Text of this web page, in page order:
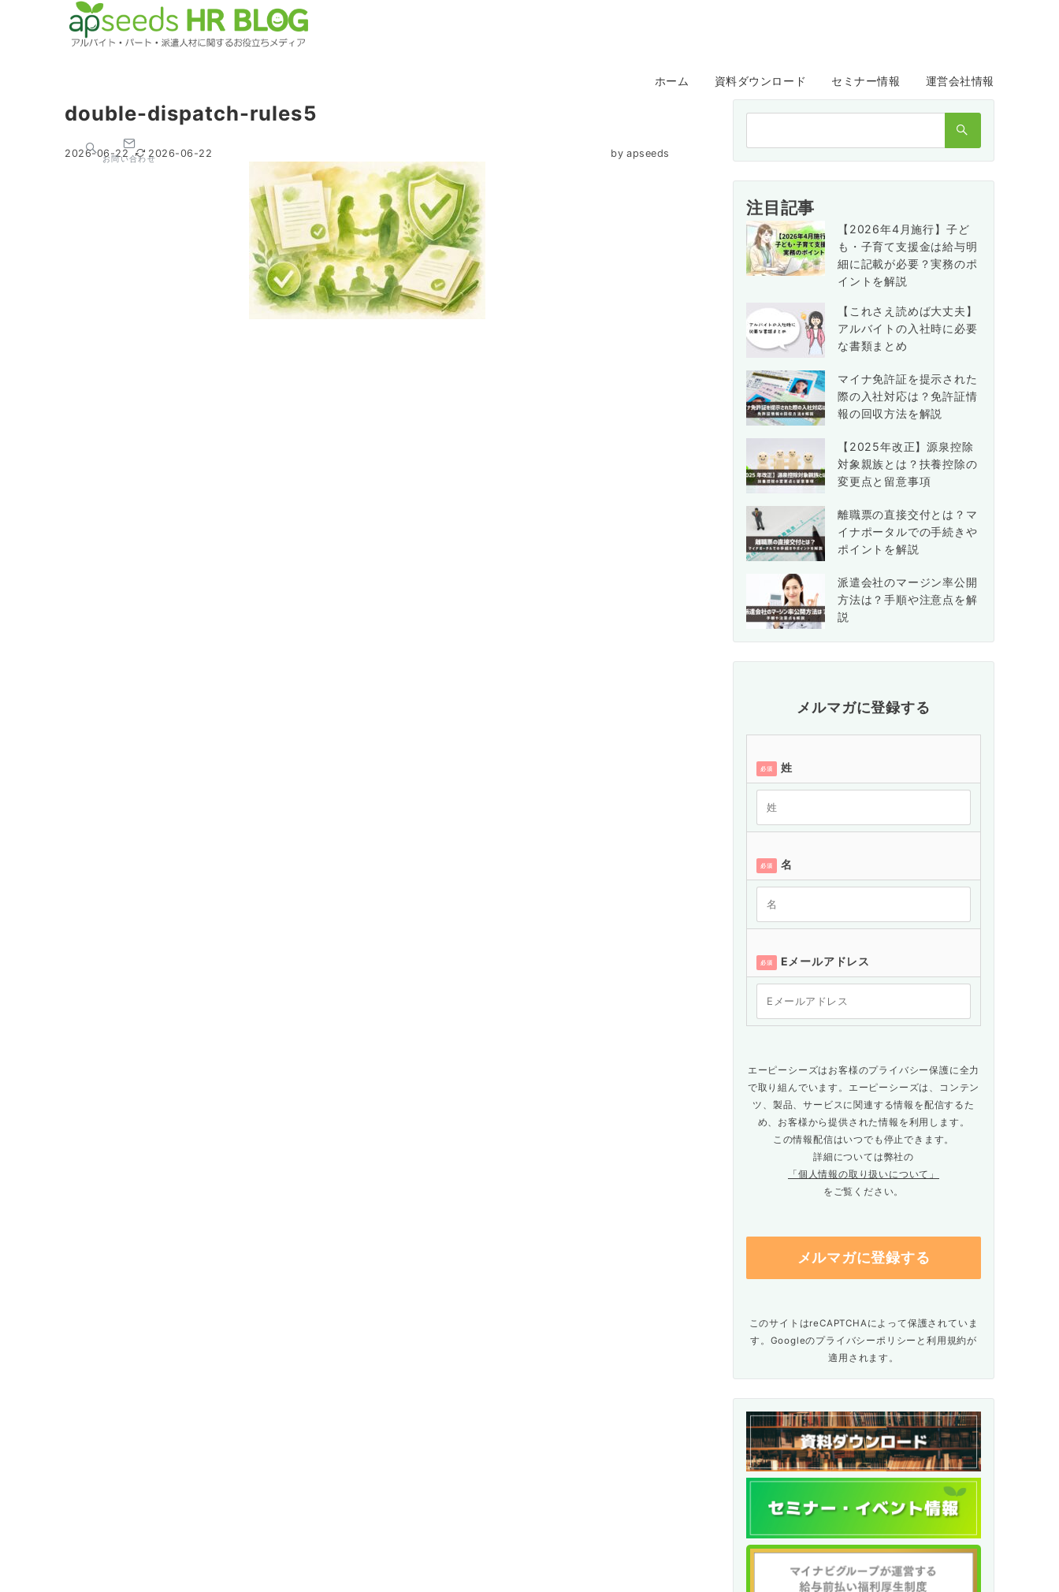
ホーム 資料ダウンロード セミナー情報 運営会社情報
お問い合わせ
double-dispatch-rules5
2026-06-22 2026-06-22 by apseeds
注目記事
【2026年4月施行】子ど
も・子育て支援金は給与明
細に記載が必要？実務のポ
イントを解説
【これさえ読めば大丈夫】
アルバイトの入社時に必要
な書類まとめ
マイナ免許証を提示された
際の入社対応は？免許証情
報の回収方法を解説
【2025年改正】源泉控除
対象親族とは？扶養控除の
変更点と留意事項
離職票の直接交付とは？マ
イナポータルでの手続きや
ポイントを解説
派遣会社のマージン率公開
方法は？手順や注意点を解
説
メルマガに登録する
必須 姓
必須 名
必須 Eメールアドレス
エーピーシーズはお客様のプライバシー保護に全力
で取り組んでいます。エーピーシーズは、コンテン
ツ、製品、サービスに関連する情報を配信するた
め、お客様から提供された情報を利用します。
この情報配信はいつでも停止できます。
詳細については弊社の
「個人情報の取り扱いについて」
をご覧ください。
このサイトはreCAPTCHAによって保護されていま
す。Googleのプライバシーポリシー と 利用規約が
適用されます。